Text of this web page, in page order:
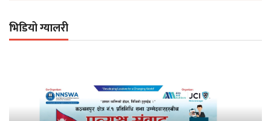
भिडियो ग्यालरी